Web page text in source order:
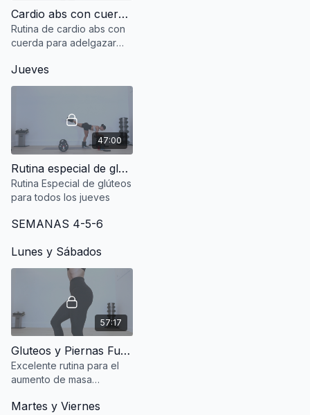
Disfruta de cada entrenamiento y recuerda TU SI
PUEDES !
Cardio abs con cuerda.
Rutina de cardio abs con
cuerda para adelgazar
Jueves
47:00
Rutina especial de glúteos
Rutina Especial de glúteos
para todos los jueves
SEMANAS 4-5-6
Lunes y Sábados
57:17
Gluteos y Piernas Fuertes
Excelente rutina para el
aumento de masa
Martes y Viernes